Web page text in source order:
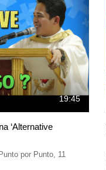
19:45
‘Alternative
por Punto 11